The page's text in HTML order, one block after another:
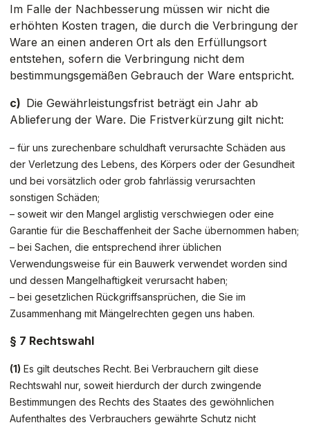
Im Falle der Nachbesserung müssen wir nicht die
erhöhten Kosten tragen, die durch die Verbringung der
Ware an einen anderen Ort als den Erfüllungsort
entstehen, sofern die Verbringung nicht dem
bestimmungsgemäßen Gebrauch der Ware entspricht.
c) Die Gewährleistungsfrist beträgt ein Jahr ab
Ablieferung der Ware. Die Fristverkürzung gilt nicht:
– für uns zurechenbare schuldhaft verursachte Schäden aus
der Verletzung des Lebens, des Körpers oder der Gesundheit
und bei vorsätzlich oder grob fahrlässig verursachten
sonstigen Schäden;
– soweit wir den Mangel arglistig verschwiegen oder eine
Garantie für die Beschaffenheit der Sache übernommen haben;
– bei Sachen, die entsprechend ihrer üblichen
Verwendungsweise für ein Bauwerk verwendet worden sind
und dessen Mangelhaftigkeit verursacht haben;
– bei gesetzlichen Rückgriffsansprüchen, die Sie im
Zusammenhang mit Mängelrechten gegen uns haben.
§ 7 Rechtswahl
(1) Es gilt deutsches Recht. Bei Verbrauchern gilt diese
Rechtswahl nur, soweit hierdurch der durch zwingende
Bestimmungen des Rechts des Staates des gewöhnlichen
Aufenthaltes des Verbrauchers gewährte Schutz nicht